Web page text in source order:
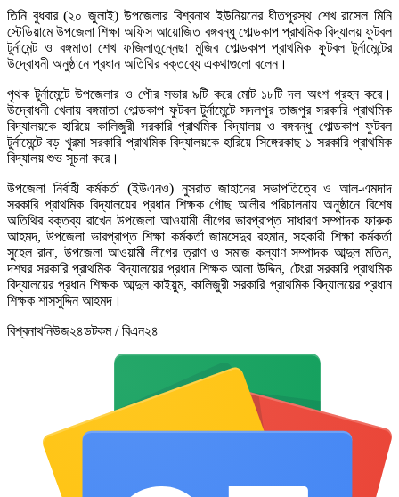
তিনি বুধবার (২০ জুলাই) উপজেলার বিশ্বনাথ ইউনিয়নের ধীতপুরস্থ শেখ রাসেল মিনি
স্টেডিয়ামে উপজেলা শিক্ষা অফিস আয়োজিত বঙ্গবন্ধু গোল্ডকাপ প্রাথমিক বিদ্যালয় ফুটবল
টুর্নামেন্ট ও বঙ্গমাতা শেখ ফজিলাতুন্নেছা মুজিব গোল্ডকাপ প্রাথমিক ফুটবল টুর্নামেন্টের
উদ্বোধনী অনুষ্ঠানে প্রধান অতিথির বক্তব্যে একথাগুলো বলেন।
পৃথক টুর্নামেন্টে উপজেলার ও পৌর সভার ৯টি করে মোট ১৮টি দল অংশ গ্রহন করে।
উদ্বোধনী খেলায় বঙ্গমাতা গোল্ডকাপ ফুটবল টুর্নামেন্টে সদলপুর তাজপুর সরকারি প্রাথমিক
বিদ্যালয়কে হারিয়ে কালিজুরী সরকারি প্রাথমিক বিদ্যালয় ও বঙ্গবন্ধু গোল্ডকাপ ফুটবল
টুর্নামেন্টে বড় খুরমা সরকারি প্রাথমিক বিদ্যালয়কে হারিয়ে সিঙ্গেরকাছ ১ সরকারি প্রাথমিক
বিদ্যালয় শুভ সূচনা করে।
উপজেলা নির্বাহী কর্মকর্তা (ইউএনও) নুসরাত জাহানের সভাপতিত্বে ও আল-এমদাদ
সরকারি প্রাথমিক বিদ্যালয়ের প্রধান শিক্ষক গৌছ আলীর পরিচালনায় অনুষ্ঠানে বিশেষ
অতিথির বক্তব্য রাখেন উপজেলা আওয়ামী লীগের ভারপ্রাপ্ত সাধারণ সম্পাদক ফারুক
আহমদ, উপজেলা ভারপ্রাপ্ত শিক্ষা কর্মকর্তা জামসেদুর রহমান, সহকারী শিক্ষা কর্মকর্তা
সুহেল রানা, উপজেলা আওয়ামী লীগের ত্রাণ ও সমাজ কল্যাণ সম্পাদক আব্দুল মতিন,
দশঘর সরকারি প্রাথমিক বিদ্যালয়ের প্রধান শিক্ষক আলা উদ্দিন, টেংরা সরকারি প্রাথমিক
বিদ্যালয়ের প্রধান শিক্ষক আব্দুল কাইয়ুম, কালিজুরী সরকারি প্রাথমিক বিদ্যালয়ের প্রধান
শিক্ষক শাসসুদ্দিন আহমদ।
বিশ্বনাথনিউজ২৪ডটকম / বিএন২৪